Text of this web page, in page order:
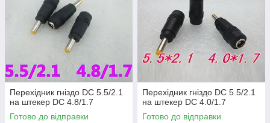
Перехідник гніздо DC 5.5/2.1
на штекер DC 4.8/1.7
Готово до відправки
Перехідник гніздо DC 5.5/2.1
на штекер DC 4.0/1.7
Готово до відправки